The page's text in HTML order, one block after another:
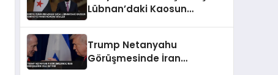
Lübnan’daki Kaosun
Trump Netanyahu
Görüşmesinde İran